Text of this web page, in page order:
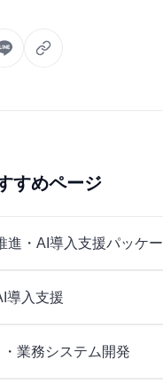
すめページ
進・AI導入支援パッケ
導入支援
業務システム開発